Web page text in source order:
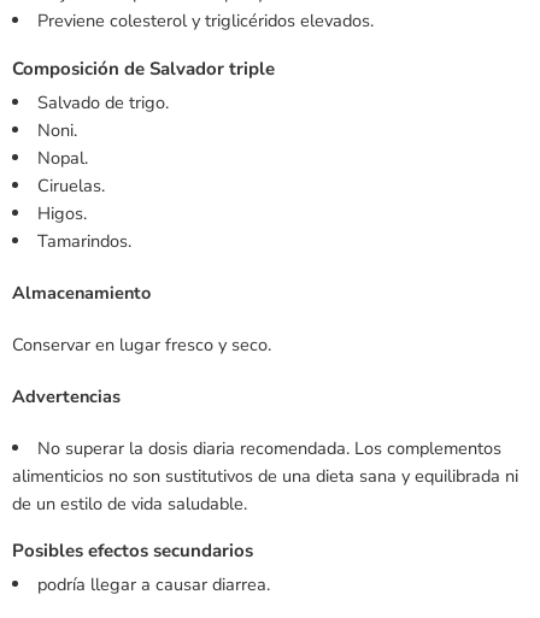
Previene colesterol y triglicéridos elevados.
Composición de Salvador triple
Salvado de trigo.
Noni.
Nopal.
Ciruelas.
Higos.
Tamarindos.
Almacenamiento
Conservar en lugar fresco y seco.
Advertencias
No superar la dosis diaria recomendada. Los complementos
alimenticios no son sustitutivos de una dieta sana y equilibrada ni
de un estilo de vida saludable.
Posibles efectos secundarios
podría llegar a causar diarrea.